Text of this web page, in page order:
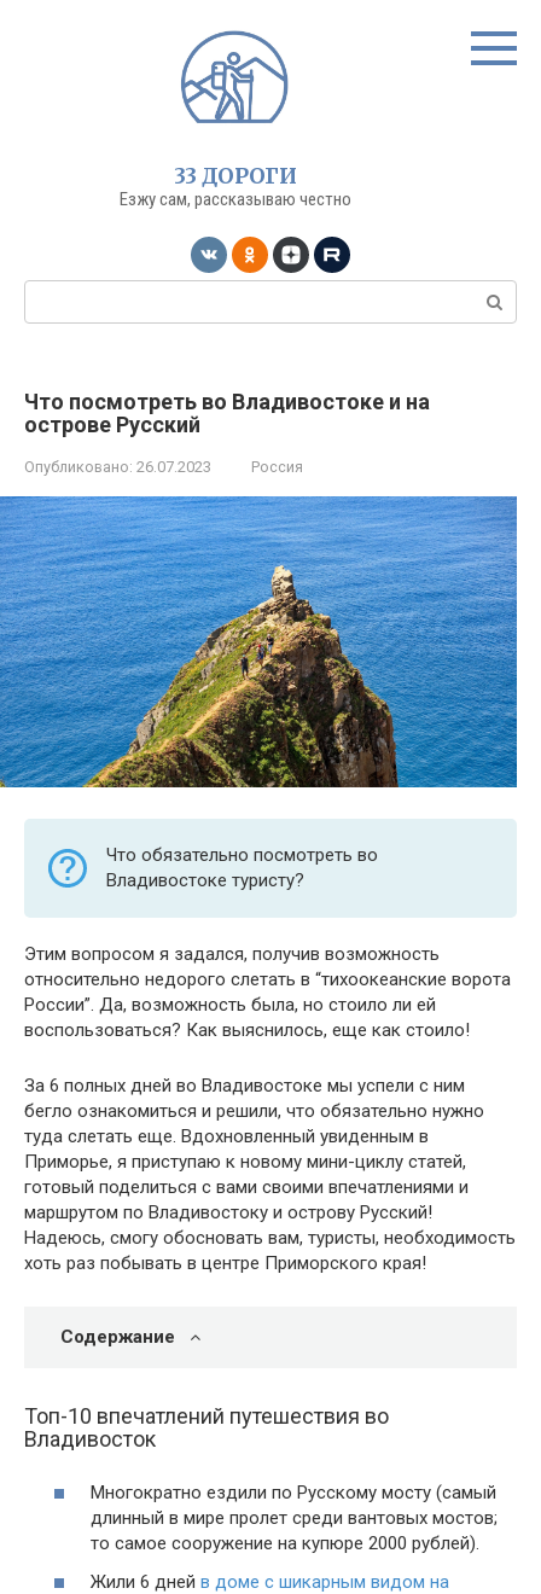
33 ДОРОГИ
Езжу сам, рассказываю честно
Поиск:
Что посмотреть во Владивостоке и на
острове Русский
Опубликовано: 26.07.2023 Россия
Что обязательно посмотреть во
Владивостоке туристу?
Этим вопросом я задался, получив возможность
относительно недорого слетать в “тихоокеанские ворота
России”. Да, возможность была, но стоило ли ей
воспользоваться? Как выяснилось, еще как стоило!
За 6 полных дней во Владивостоке мы успели с ним
бегло ознакомиться и решили, что обязательно нужно
туда слетать еще. Вдохновленный увиденным в
Приморье, я приступаю к новому мини-циклу статей,
готовый поделиться с вами своими впечатлениями и
маршрутом по Владивостоку и острову Русский!
Надеюсь, смогу обосновать вам, туристы, необходимость
хоть раз побывать в центре Приморского края!
Содержание
Топ-10 впечатлений путешествия во
Владивосток
Многократно ездили по Русскому мосту (самый
длинный в мире пролет среди вантовых мостов;
то самое сооружение на купюре 2000 рублей).
Жили 6 дней в доме с шикарным видом на